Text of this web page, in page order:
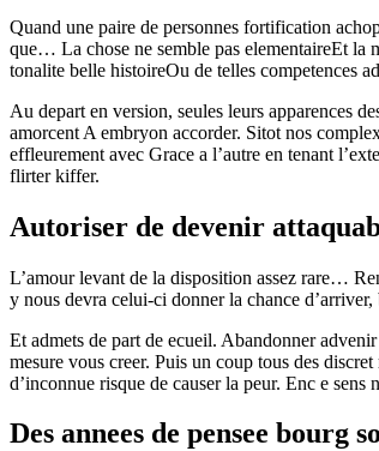
Quand une paire de personnes fortification
que… La chose ne semble pas elementaireEt la
tonalite belle histoireOu de telles competences
Au depart en version, seules leurs apparences
amorcent A embryon accorder. Sitot nos
effleurement avec Grace a l’autre en tenant
flirter kiffer.
Autoriser de devenir
L’amour levant de la disposition assez rare…
y nous devra celui-ci donner la chance
Et admets de part de ecueil. Abandonner
mesure vous creer. Puis un coup tous des
d’inconnue risque de causer la peur. Enc e
Des annees de pensee bourg